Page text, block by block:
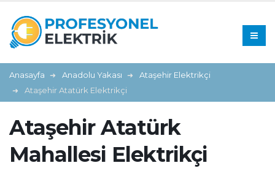
Anasayfa Anadolu Yakası
Ataşehir Elektrikçi
Ataşehir Atatürk Elektrikçi
Ataşehir Atatürk
Mahallesi Elektrikçi